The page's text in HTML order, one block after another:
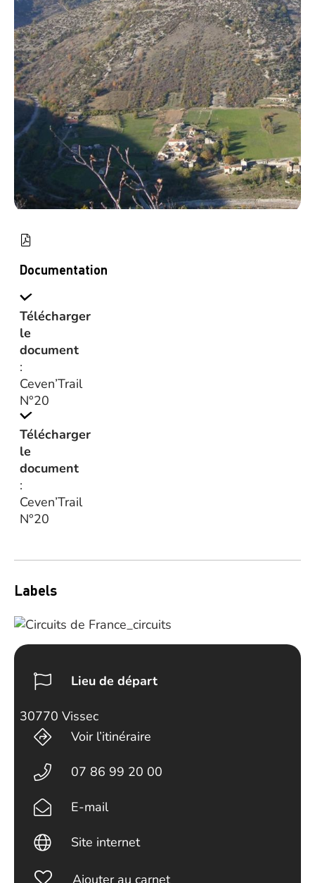
Documentation
Télécharger
le
document
:
Ceven’Trail
N°20
Télécharger
le
document
:
Ceven’Trail
N°20
Labels
Lieu de départ
30770 Vissec
Voir l’itinéraire
07 86 99 20 00
E-mail
Site internet
Ajouter au carnet